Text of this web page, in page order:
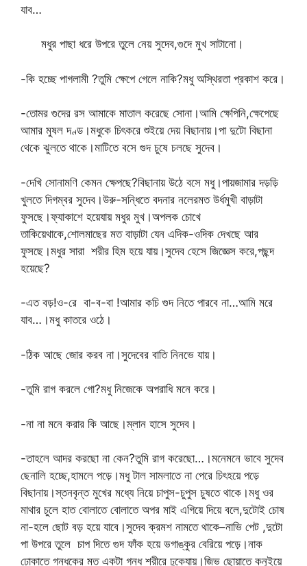
যাব…
মধুর পাছা ধরে উপরে তুলে নেয় সুদেব,গুদে মুখ সাটানো।
-কি হচ্ছে পাগলামী ?তুমি ক্ষেপে গেলে নাকি?মধু অস্থিরতা প্রকাশ করে।
-তোমর গুদের রস আমাকে মাতাল করেছে সোনা।আমি ক্ষেপিনি,ক্ষেপেছে
আমার মুষল দণ্ড।মধুকে চিৎকরে শুইয়ে দেয় বিছানায়।পা দুটো বিছানা
থেকে ঝুলতে থাকে।মাটিতে বসে গুদ চুষে চলছে সুদেব।
-দেখি সোনামণি কেমন ক্ষেপছে?বিছানায় উঠে বসে মধু।পায়জামার দড়ড়ি
খুলতে দিগম্বর সুদেব।উরু-সন্ধিতে বদনার নলেরমত উর্ধমুখী বাড়াটা
ফুসছে।ফ্যাকাশে হয়েযায় মধুর মুখ।অপলক চোখে
তাকিয়েথাকে,শোলমাছের মত বাড়াটা যেন এদিক-ওদিক দেখছে আর
ফুসছে।মধুর সারা শরীর হিম হয়ে যায়।সুদেব হেসে জিজ্ঞেস করে,পছন্দ
হয়েছে?
-এত বড়!ও-রে বা-ব-বা !আমার কচি গুদ নিতে পারবে না…আমি মরে
যাব…।মধু কাতরে ওঠে।
-ঠিক আছে জোর করব না।সুদেবের বাতি নিনভে যায়।
-তুমি রাগ করলে গো?মধু নিজেকে অপরাধি মনে করে।
-না না মনে করার কি আছে।ম্লান হাসে সুদেব।
-তাহলে আদর করছো না কেন?তুমি রাগ করেছো…।মনেমনে ভাবে সুদেব
ছেনালি হচ্ছে,হামলে পড়ে।মধু টাল সামলাতে না পেরে চিৎহয়ে পড়ে
বিছানায়।স্তনবৃন্ত মুখের মধ্যে নিয়ে চাপুস-চুপুস চুষতে থাকে।মধু ওর
মাথার চুলে হাত বোলাতে বোলাতে অপর মাই এগিয়ে দিয়ে বলে,দুটোই চোষ
না-হলে ছোট বড় হয়ে যাবে।সুদেব ক্রমশ নামতে থাকে–নাভি পেট ,দুটো
পা উপরে তুলে চাপ দিতে গুদ ফাঁক হয়ে ভগাঙ্কুর বেরিয়ে পড়ে।নাক
ঢোকাতে গন্ধকের মত একটা গন্ধ শরীরে ঢুকেযায়।জিভ ছোয়াতে কনুইয়ে